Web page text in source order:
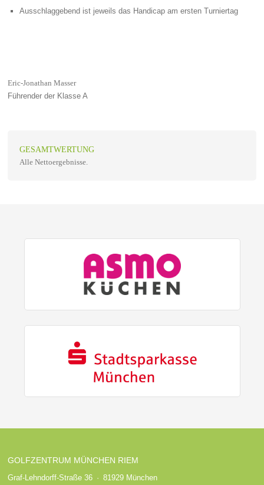
Ausschlaggebend ist jeweils das Handicap am ersten Turniertag
Eric-Jonathan Masser
Führender der Klasse A
GESAMTWERTUNG
Alle Nettoergebnisse.
GOLFZENTRUM MÜNCHEN RIEM
Graf-Lehndorff-Straße 36 · 81929 München